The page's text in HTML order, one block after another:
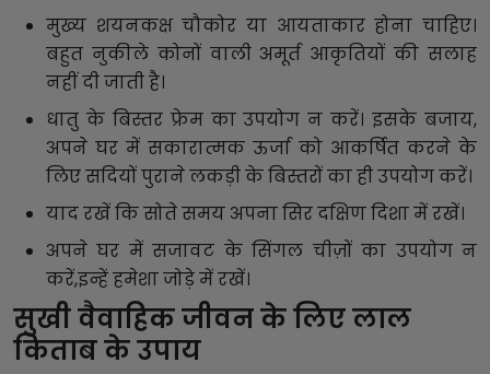
मुख्य शयनकक्ष चौकोर या आयताकार होना चाहिए।
बहुत नुकीले कोनों वाली अमूर्त आकृतियों की सलाह
नहीं दी जाती है।
धातु के बिस्तर फ्रेम का उपयोग न करें। इसके बजाय,
अपने घर में सकारात्मक ऊर्जा को आकर्षित करने के
लिए सदियों पुराने लकड़ी के बिस्तरों का ही उपयोग करें।
याद रखें कि सोते समय अपना सिर दक्षिण दिशा में रखें।
अपने घर में सजावट के सिंगल चीज़ों का उपयोग न
करें,इन्हें हमेशा जोड़े में रखें।
सुखी वैवाहिक जीवन के लिए लाल
किताब के उपाय